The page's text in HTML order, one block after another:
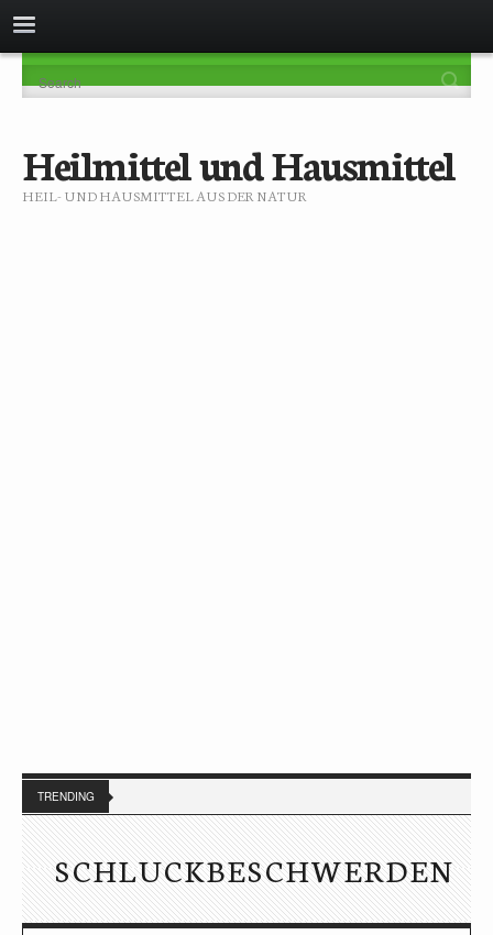
Heilmittel und Hausmittel
HEIL- UND HAUSMITTEL AUS DER NATUR
TRENDING
SCHLUCKBESCHWERDEN